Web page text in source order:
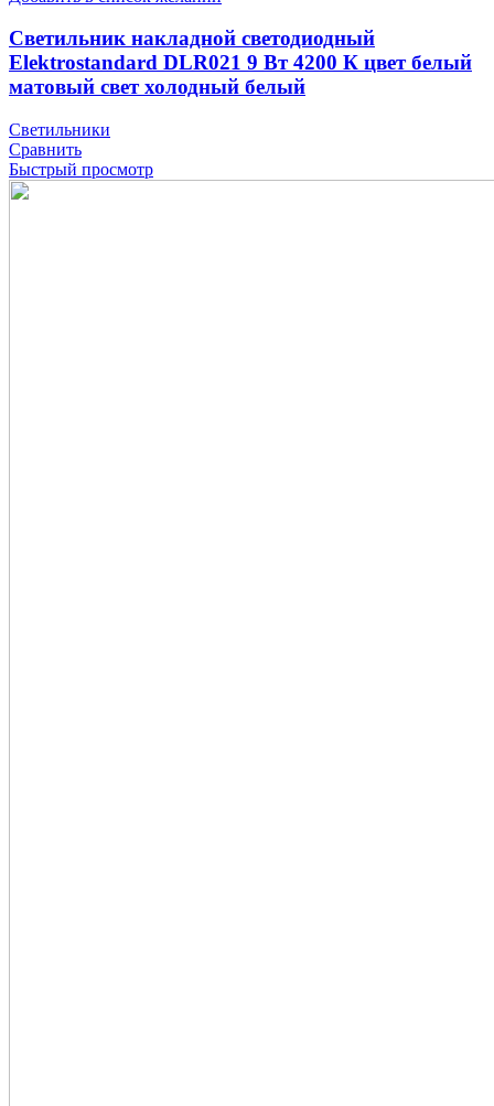
Светильник накладной светодиодный
Elektrostandard DLR021 9 Вт 4200 К цвет белый
матовый свет холодный белый
Светильники
Сравнить
Быстрый просмотр